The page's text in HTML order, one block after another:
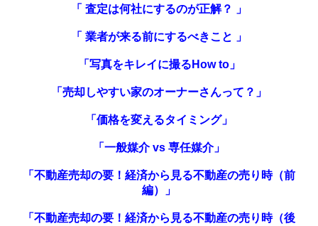
「 査定は何社にするのが正解？ 」
「 業者が来る前にするべきこと 」
「写真をキレイに撮るHow to」
「売却しやすい家のオーナーさんって？」
「価格を変えるタイミング」
「一般媒介 vs 専任媒介」
「不動産売却の要！経済から見る不動産の売り時（前
編）」
「不動産売却の要！経済から見る不動産の売り時（後